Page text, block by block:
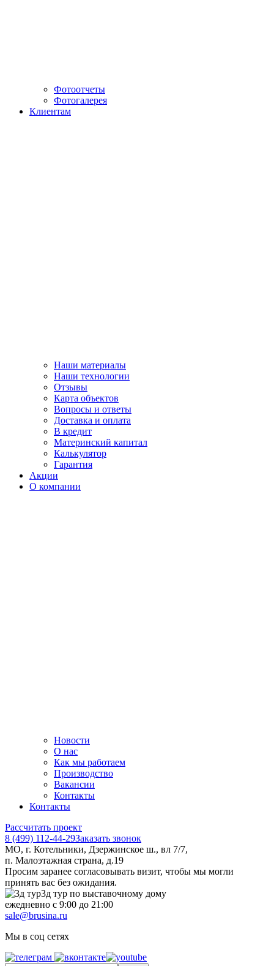
Фотоотчеты
Фотогалерея
Клиентам
Наши материалы
Наши технологии
Отзывы
Карта объектов
Вопросы и ответы
Доставка и оплата
В кредит
Материнский капитал
Калькулятор
Гарантия
Акции
О компании
Новости
О нас
Как мы работаем
Производство
Вакансии
Контакты
Контакты
Рассчитать проект
8 (499) 112-44-29Заказать звонок
МО, г. Котельники, Дзержинское ш., вл 7/7,
п. Малоэтажная страна, д.19
Просим заранее согласовывать визит, чтобы мы могли
принять вас без ожидания.
3д тур по выставочному дому
ежедневно с 9:00 до 21:00
sale@brusina.ru
Мы в соц сетях